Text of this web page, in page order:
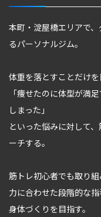
本町・淀屋橋エリアで
るパーソナルジム。
体重を落とすことだけを
「痩せたのに体型が満
しまった」
といった悩みに対して
ーチする。
筋トレ初心者でも取り
力に合わせた段階的な
身体づくりを目指す。